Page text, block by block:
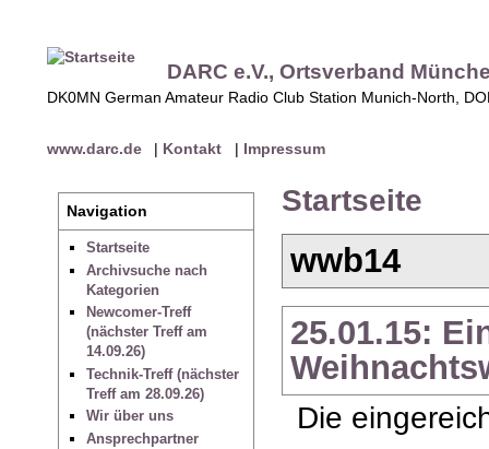
DARC e.V., Ortsverband
DK0MN German Amateur Radio Club Station Munich-North,
www.darc.de | Kontakt | Impressum
Navigation
Startseite
Archivsuche nach
Kategorien
Newcomer-Treff
(nächster Treff am
14.09.26)
Technik-Treff (nächster
Treff am 28.09.26)
Wir über uns
Ansprechpartner
Startseite
wwb14
25.01.15:
Die